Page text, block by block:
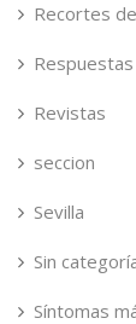
Recortes
Revistas
seccion
Sevilla
Sin
Síntomas